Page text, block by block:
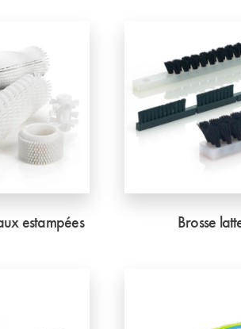
estampées Brosse